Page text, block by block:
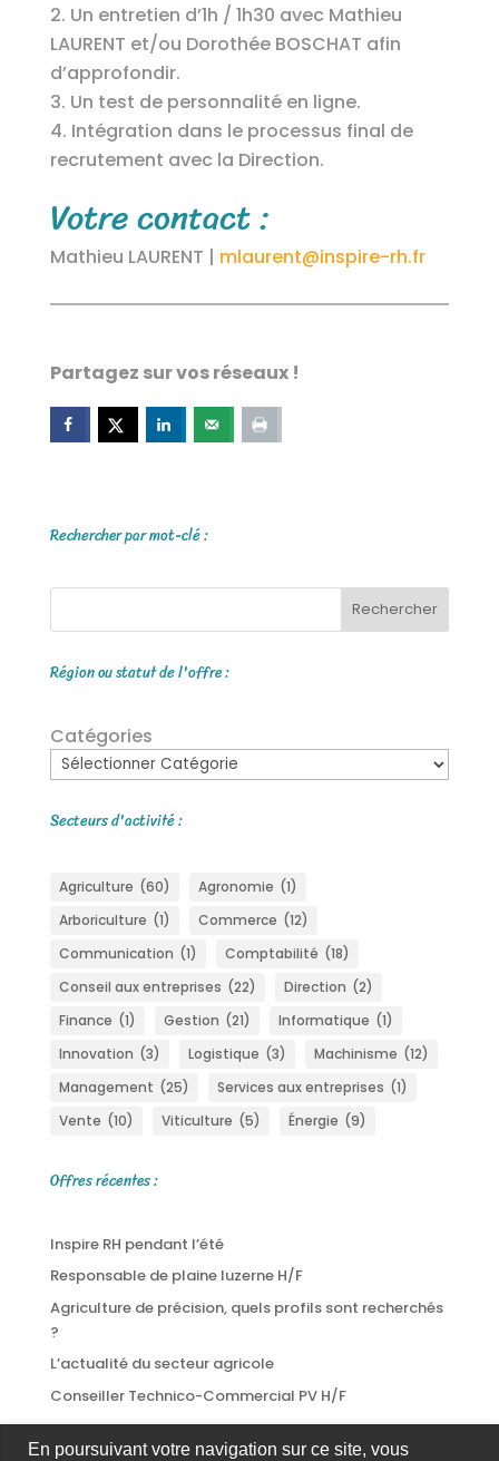
Un entretien d’1h / 1h30 avec Mathieu
LAURENT et/ou Dorothée BOSCHAT afin
d’approfondir.
Un test de personnalité en ligne.
Intégration dans le processus final de
recrutement avec la Direction.
Votre contact :
Mathieu LAURENT | mlaurent@inspire-rh.fr
Partagez sur vos réseaux !
Rechercher par mot-clé :
Rechercher
Région ou statut de l'offre :
Catégories
Secteurs d'activité :
Agriculture (60) Agronomie (1)
Arboriculture (1) Commerce (12)
Communication (1) Comptabilité (18)
Conseil aux entreprises (22) Direction (2)
Finance (1) Gestion (21) Informatique (1)
Innovation (3) Logistique (3) Machinisme (12)
Management (25) Services aux entreprises (1)
Vente (10) Viticulture (5) Énergie (9)
Offres récentes :
Inspire RH pendant l’été
Responsable de plaine luzerne H/F
Agriculture de précision, quels profils sont recherchés
?
L’actualité du secteur agricole
Conseiller Technico-Commercial PV H/F
En poursuivant votre navigation sur ce site, vous